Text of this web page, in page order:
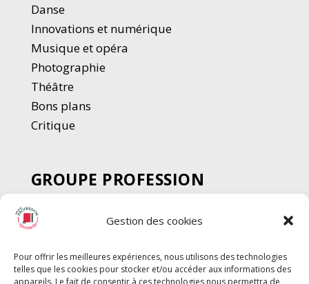
Gestion des cookies
Pour offrir les meilleures expériences, nous utilisons des technologies
telles que les cookies pour stocker et/ou accéder aux informations des
Danse
Innovations et numérique
Musique et opéra
Photographie
Théâtre
Bons plans
Critique
GROUPE PROFESSION
SPECTACLE
Chèque Intermittents
Chèque Compta